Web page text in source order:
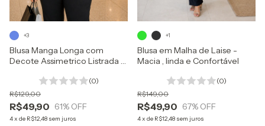
Blusa Manga Longa com
Decote Assimetrico Listrada -
(0)
R$49,90
R$129,00
61% OFF
4x de R$12,48 sem juros
+3
Blusa em Malha de Laise -
Macia , linda e Confortável
(0)
R$49,90
R$149,00
67% OFF
4x de R$12,48 sem juros
+1